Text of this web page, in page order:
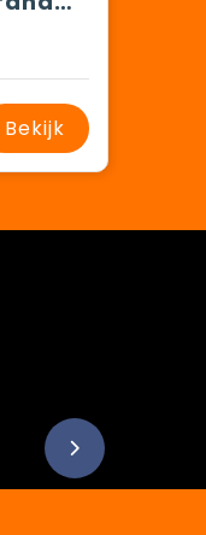
Bekijk